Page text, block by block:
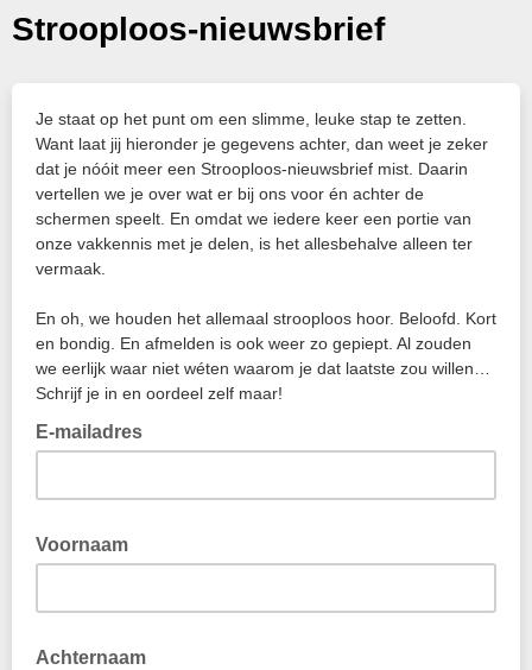
Strooploos-nieuwsbrief
Je staat op het punt om een slimme, leuke stap te zetten.
Want laat jij hieronder je gegevens achter, dan weet je zeker
dat je nóóit meer een Strooploos-nieuwsbrief mist. Daarin
vertellen we je over wat er bij ons voor én achter de
schermen speelt. En omdat we iedere keer een portie van
onze vakkennis met je delen, is het allesbehalve alleen ter
vermaak.
En oh, we houden het allemaal strooploos hoor. Beloofd. Kort
en bondig. En afmelden is ook weer zo gepiept. Al zouden
we eerlijk waar niet wéten waarom je dat laatste zou willen…
Schrijf je in en oordeel zelf maar!
E-mailadres
Voornaam
Achternaam